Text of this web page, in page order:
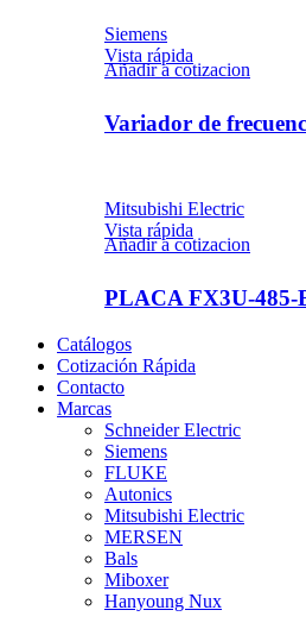
Siemens
Vista rápida
Añadir a cotizacion
Variador de
Mitsubishi Electric
Vista rápida
Añadir a cotizacion
PLACA FX3U-485-
Catálogos
Cotización Rápida
Contacto
Marcas
Schneider Electric
Siemens
FLUKE
Autonics
Mitsubishi Electric
MERSEN
Bals
Miboxer
Hanyoung Nux